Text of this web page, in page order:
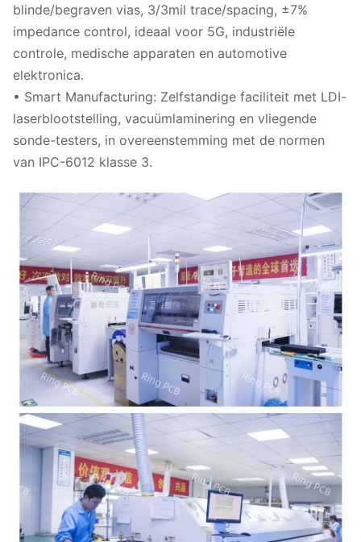
blinde/begraven vias, 3/3mil trace/spacing, ±7%
impedance control, ideaal voor 5G, industriële
controle, medische apparaten en automotive
elektronica.
• Smart Manufacturing: Zelfstandige faciliteit met LDI-
laserblootstelling, vacuümlaminering en vliegende
sonde-testers, in overeenstemming met de normen
van IPC-6012 klasse 3.